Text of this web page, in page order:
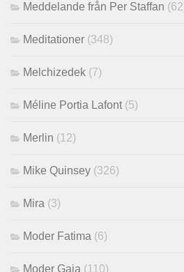
Meddelande från Per Staffan
Meditationer (348)
Melchizedek (7)
Méline Portia Lafont (5)
Merlin (12)
Mike Quinsey (326)
Mira (3)
Moder Fatima (6)
Moder Gaia (110)